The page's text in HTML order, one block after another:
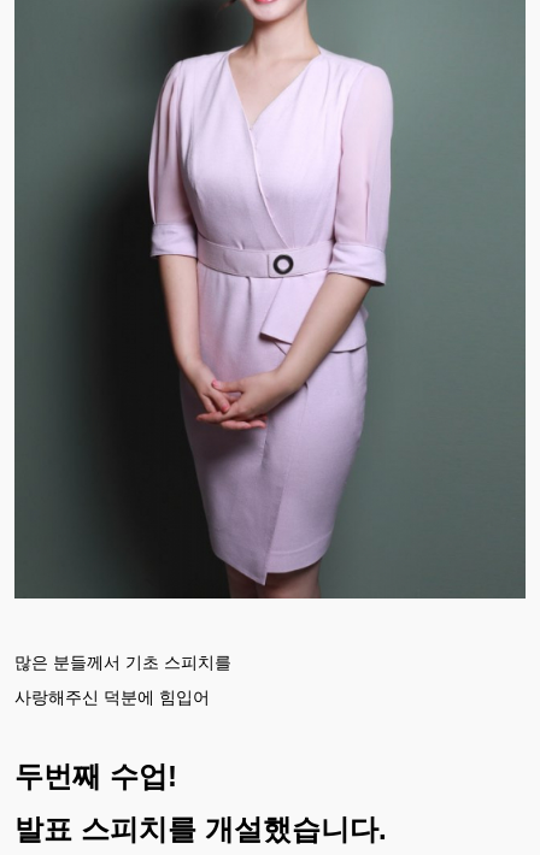
많은 분들께서 기초 스피치를
사랑해주신 덕분에 힘입어
두번째 수업!
발표 스피치를 개설했습니다.